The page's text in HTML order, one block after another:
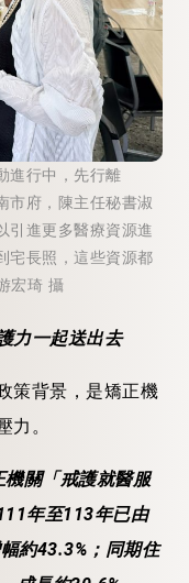
進行中，先行離
市府，陳主任秘書淑
引進更多醫療資源進
宅長照，這些資源都
宏琦 攝
力一起送出去
策背景，是矯正機
力。
關「戒護就醫服
年至113年已由
約43.3%；同期住